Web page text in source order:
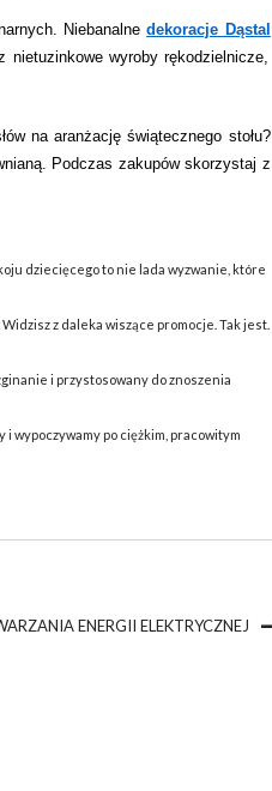
Niebanalnedekoracje Dąstal
wyroby rękodzielnicze,
na aranżację świątecznego stołu?
Podczas zakupów skorzystaj z
dziecięcego to nie lada wyzwanie, które
z daleka wiszące promocje. Tak jest.
i przystosowany do znoszenia
wypoczywamy po ciężkim, pracowitym
ENERGII ELEKTRYCZNEJ